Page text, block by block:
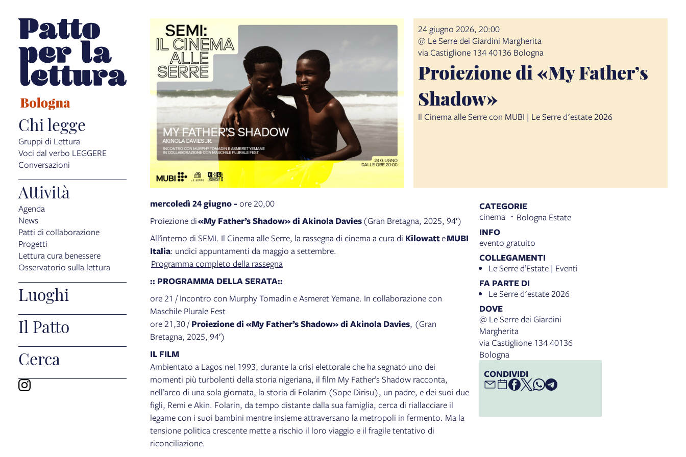
Chi legge
Gruppi di Lettura
Voci dal verbo LEGGERE
Conversazioni
Attività
Agenda
News
Patti di collaborazione
Progetti
Lettura cura benessere
Osservatorio sulla lettura
Luoghi
Il Patto
Cerca
24 giugno 2026, 20:00
@ Le Serre dei Giardini Margherita
via Castiglione 134 40136 Bologna
Proiezione di «My Father’s
Shadow»
Il Cinema alle Serre con MUBI | Le Serre d'estate 2026
mercoledì 24 giugno -ore 20,00
Proiezione di«My Father’s Shadow» di Akinola Davies(Gran Bretagna, 2025, 94′)
All’interno di SEMI. Il Cinema alle Serre, la rassegna di cinema a cura di KilowatteMUBI
Italia: undici appuntamenti da maggio a settembre.
Programma completo della rassegna
:: PROGRAMMA DELLA SERATA::
ore 21 / Incontro con Murphy Tomadin e Asmeret Yemane. In collaborazione con
Maschile Plurale Fest
ore 21,30 /Proiezione di «My Father’s Shadow» di Akinola Davies, (Gran
Bretagna, 2025, 94′)
IL FILM
Ambientato a Lagos nel 1993, durante la crisi elettorale che ha segnato uno dei
momenti più turbolenti della storia nigeriana, il film My Father’s Shadow racconta,
nell’arco di una sola giornata, la storia di Folarim (Sope Dirisu), un padre, e dei suoi due
figli, Remi e Akin. Folarin, da tempo distante dalla sua famiglia, cerca di riallacciare il
legame con i suoi bambini mentre insieme attraversano la metropoli in fermento. Ma la
tensione politica crescente mette a rischio il loro viaggio e il fragile tentativo di
riconciliazione.
CATEGORIE
cinema
Bologna Estate
INFO
evento gratuito
COLLEGAMENTI
Le Serre d’Estate | Eventi
FA PARTE DI
Le Serre d'estate 2026
DOVE
@ Le Serre dei Giardini
Margherita
via Castiglione 134 40136
Bologna
CONDIVIDI